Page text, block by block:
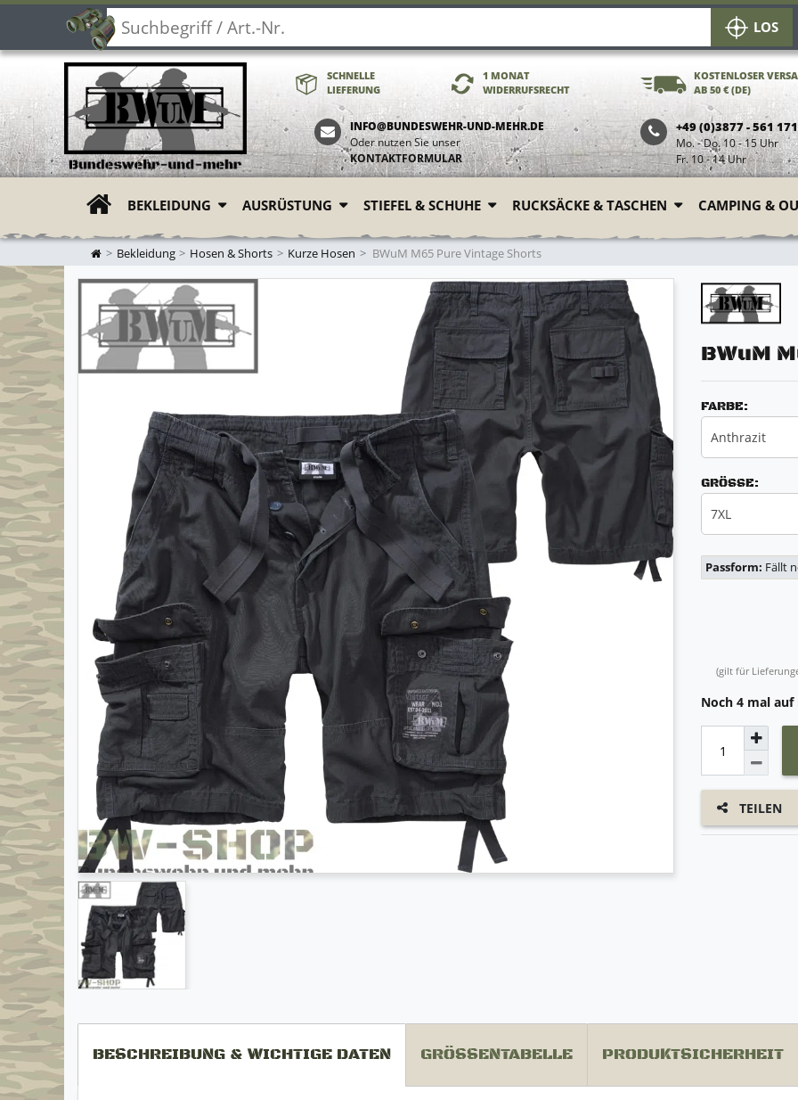
LOS
SCHNELLE
LIEFERUNG
1 MONAT
WIDERRUFSRECHT
KOSTENLOSER
AB 50 € (DE)
INFO@BUNDESWEHR-UND-MEHR.DE
Oder nutzen Sie unser
KONTAKTFORMULAR
+49 (0)3877 - 561 171
Mo. - Do. 10 - 15 Uhr
Fr. 10 - 14 Uhr
ZUR STARTSEITE
BEKLEIDUNG AUSRÜSTUNG STIEFEL & SCHUHE RUCKSÄCKE & TASCHEN CAMPING &
Bekleidung Hosen & Shorts Kurze Hosen BWuM M65 Pure Vintage Shorts
BWuM
FARBE:
Anthrazit
GRÖSSE:
7XL
Passform: Fällt
(gilt für
Noch 4 mal auf
TEILEN
BESCHREIBUNG & WICHTIGE DATEN GRÖSSENTABELLE PRODUKTSICHERHEIT